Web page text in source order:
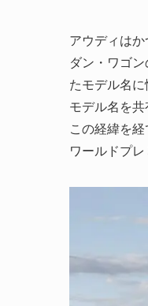
アウディは
ダン・ワゴ
たモデル名
モデル名を
この経緯を
ワールドプ